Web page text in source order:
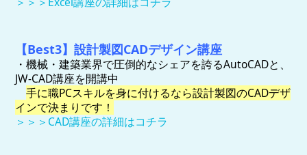
【Best3】設計製図CADデザイン講座
・機械・建築業界で圧倒的なシェアを誇るAutoCADと、
JW-CAD講座を開講中
手に職PCスキルを身に付けるなら設計製図のCADデザ
インで決まりです！
＞＞＞CAD講座の詳細はコチラ